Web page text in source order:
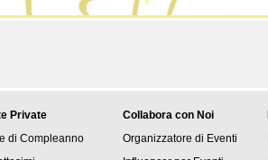
Private
di Compleanno
Collabora con Noi
Organizzatore di Eventi